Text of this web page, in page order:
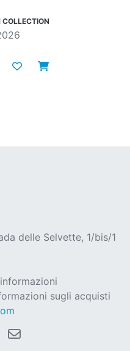
delle Selvette, 1/bis/1
sugli acquisti